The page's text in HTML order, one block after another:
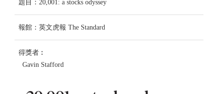
題目：20,001: a stocks odyssey
報館：英文虎報 The Standard
得獎者︰
Gavin Stafford